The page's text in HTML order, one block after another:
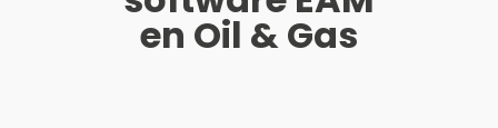
en Oil & Gas